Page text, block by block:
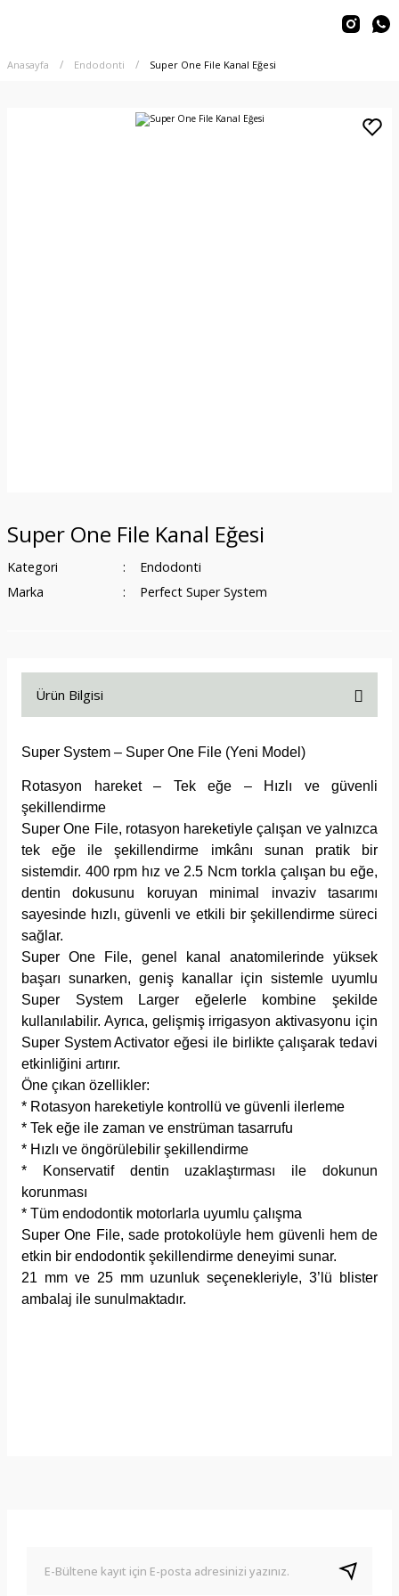
Anasayfa Endodonti Super One File Kanal Eğesi
Super One File Kanal Eğesi
Kategori
Endodonti
Marka
Perfect Super System
Ürün Bilgisi
Super System – Super One File (Yeni Model)
Rotasyon hareket – Tek eğe – Hızlı ve güvenli
şekillendirme
Super One File, rotasyon hareketiyle çalışan ve yalnızca
tek eğe ile şekillendirme imkânı sunan pratik bir
sistemdir. 400 rpm hız ve 2.5 Ncm torkla çalışan bu eğe,
dentin dokusunu koruyan minimal invaziv tasarımı
sayesinde hızlı, güvenli ve etkili bir şekillendirme süreci
sağlar.
Super One File, genel kanal anatomilerinde yüksek
başarı sunarken, geniş kanallar için sistemle uyumlu
Super System Larger eğelerle kombine şekilde
kullanılabilir. Ayrıca, gelişmiş irrigasyon aktivasyonu için
Super System Activator eğesi ile birlikte çalışarak tedavi
etkinliğini artırır.
Öne çıkan özellikler:
* Rotasyon hareketiyle kontrollü ve güvenli ilerleme
* Tek eğe ile zaman ve enstrüman tasarrufu
* Hızlı ve öngörülebilir şekillendirme
* Konservatif dentin uzaklaştırması ile dokunun
korunması
* Tüm endodontik motorlarla uyumlu çalışma
Super One File, sade protokolüyle hem güvenli hem de
etkin bir endodontik şekillendirme deneyimi sunar.
21 mm ve 25 mm uzunluk seçenekleriyle, 3’lü blister
ambalaj ile sunulmaktadır.
Ürün açıklamasında eksik bilgiler bulunuyor.